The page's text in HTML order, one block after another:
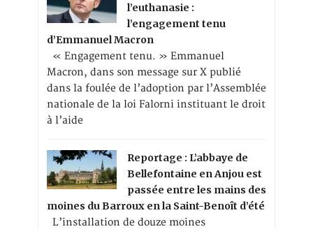
l’euthanasie :
l’engagement tenu
d’Emmanuel Macron
« Engagement tenu. » Emmanuel
Macron, dans son message sur X publié
dans la foulée de l’adoption par l’Assemblée
nationale de la loi Falorni instituant le droit
à l’aide
Reportage : L’abbaye de
Bellefontaine en Anjou est
passée entre les mains des
moines du Barroux en la Saint-Benoît d’été
L’installation de douze moines